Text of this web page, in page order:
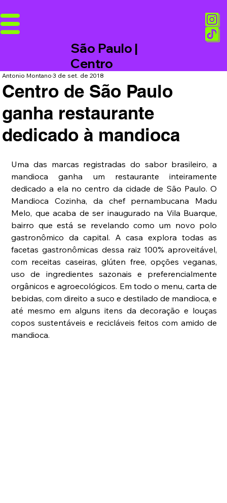
São Paulo |
Centro
Centro de São Paulo
ganha restaurante
dedicado à mandioca
Antonio Montano3 de set. de 2018
Uma das marcas registradas do sabor brasileiro, a
mandioca ganha um restaurante inteiramente
dedicado a ela no centro da cidade de São Paulo. O
Mandioca Cozinha, da chef pernambucana Madu
Melo, que acaba de ser inaugurado na Vila Buarque,
bairro que está se revelando como um novo polo
gastronômico da capital. A casa explora todas as
facetas gastronômicas dessa raiz 100% aproveitável,
com receitas caseiras, glúten free, opções veganas,
uso de ingredientes sazonais e preferencialmente
orgânicos e agroecológicos. Em todo o menu, carta de
bebidas, com direito a suco e destilado de mandioca, e
até mesmo em alguns itens da decoração e louças
copos sustentáveis e recicláveis feitos com amido de
mandioca.